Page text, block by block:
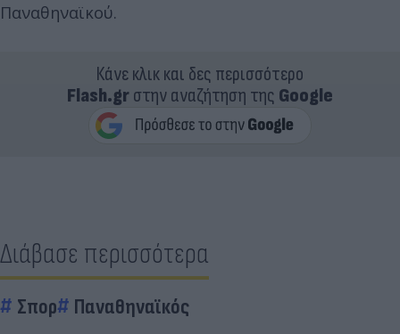
Παναθηναϊκού.
Κάνε κλικ και δες περισσότερο
Flash.grστην αναζήτηση της Google
Διάβασε περισσότερα
Σπορ Παναθηναϊκός